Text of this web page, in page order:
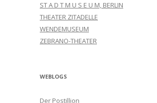
ST A D T M U S E U M, BERLIN
THEATER ZITADELLE
WENDEMUSEUM
ZEBRANO-THEATER
WEBLOGS
Der Postillion